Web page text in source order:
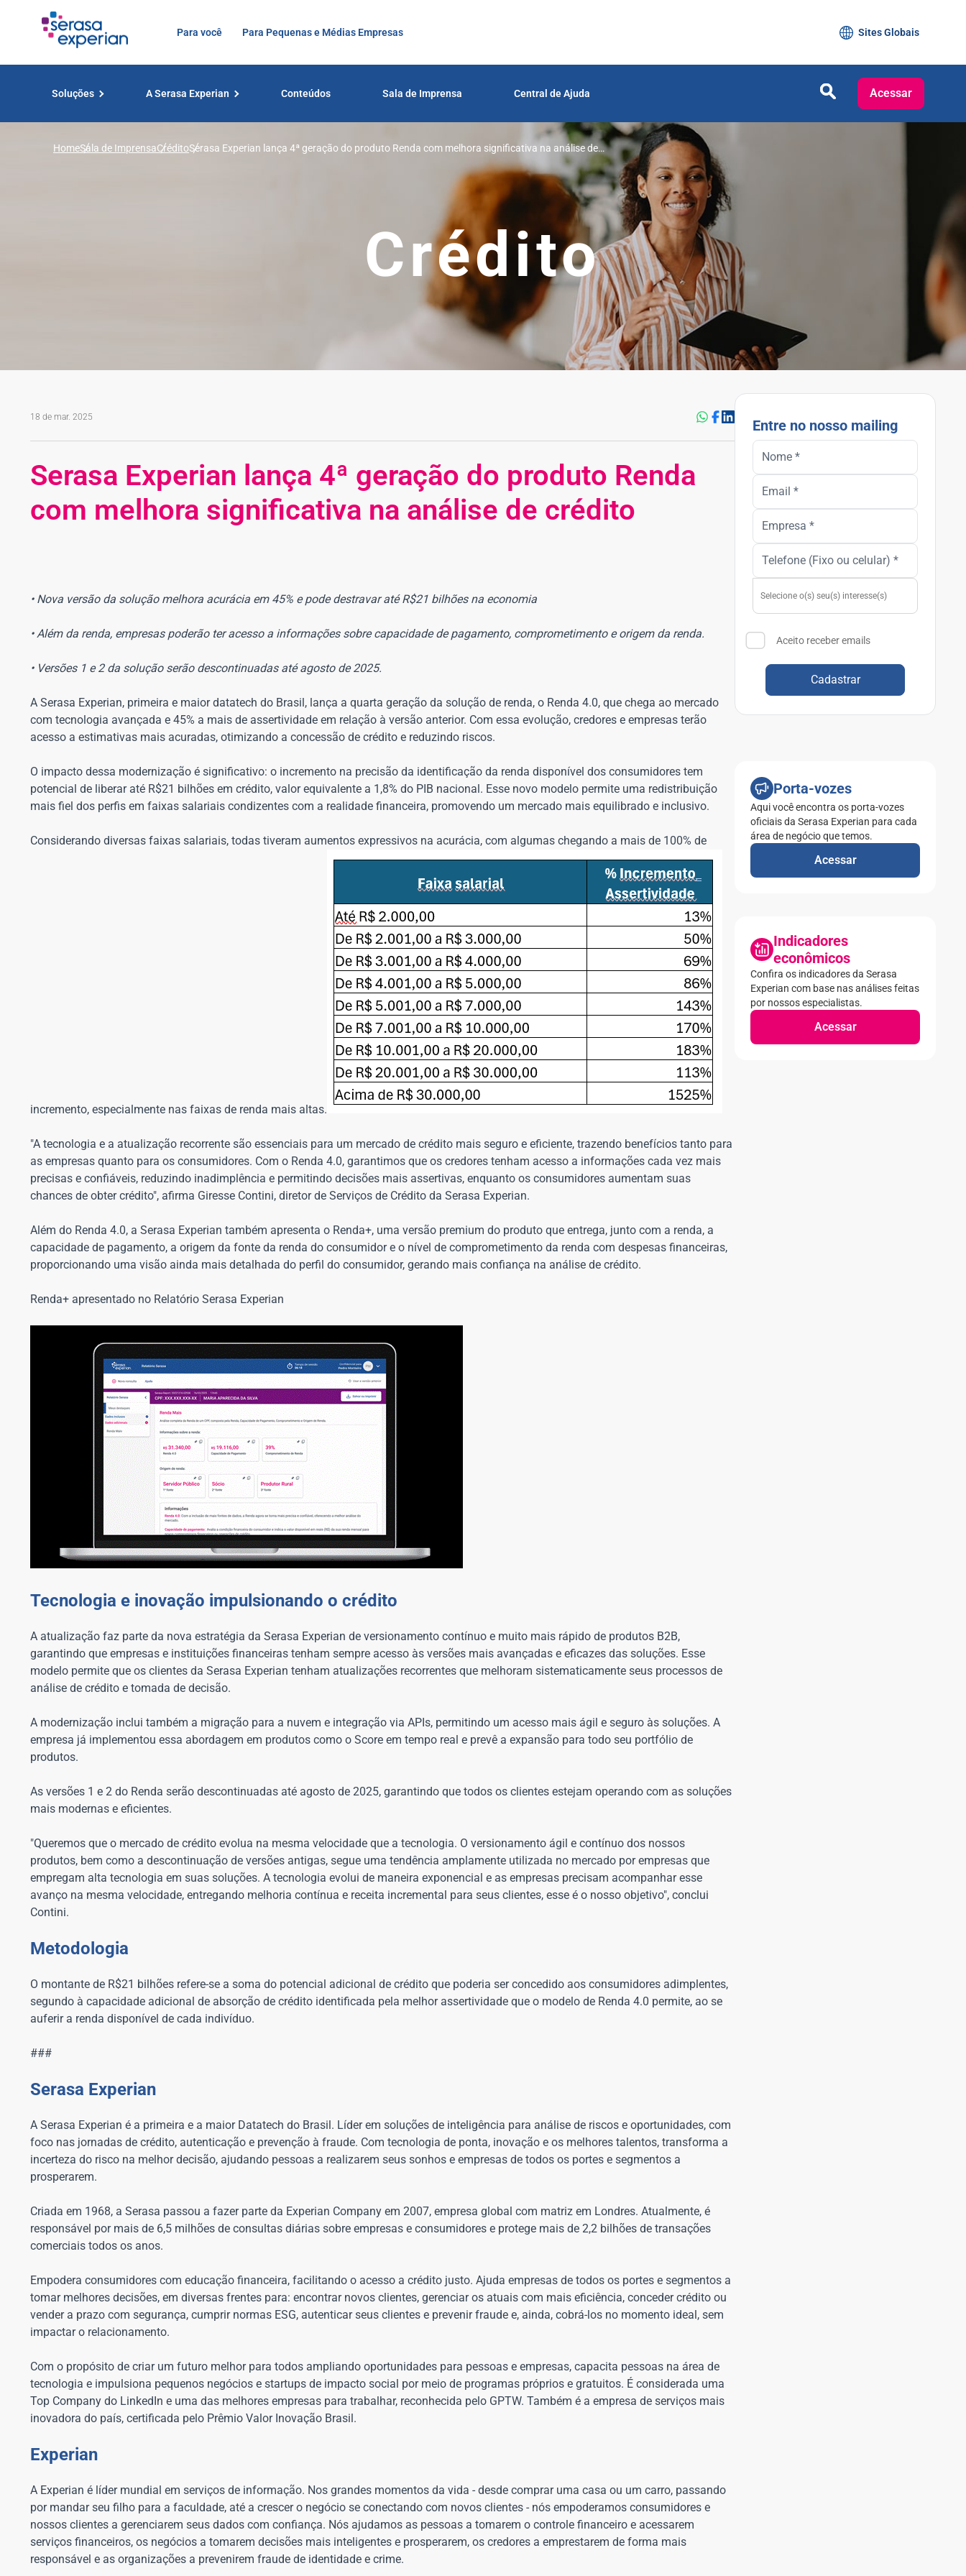
Para você Para Pequenas e Médias Empresas Sites Globais
Soluções A Serasa Experian Conteúdos Sala de Imprensa Central de Ajuda Acessar
HomeSala de ImprensaCréditoSerasa Experian lança 4ª geração do produto Renda com melhora significativa na análise de
Crédito
18 de mar. 2025
Serasa Experian lança 4ª geração do produto Renda
com melhora significativa na análise de crédito
• Versões 1 e 2 da solução serão descontinuadas até agosto de 2025.
A Serasa Experian, primeira e maior datatech do Brasil, lança a quarta geração da solução de renda, o Renda 4.0, que chega ao mercado
com tecnologia avançada e 45% a mais de assertividade em relação à versão anterior. Com essa evolução, credores e empresas terão
acesso a estimativas mais acuradas, otimizando a concessão de crédito e reduzindo riscos.
O impacto dessa modernização é significativo: o incremento na precisão da identificação da renda disponível dos consumidores tem
potencial de liberar até R$21 bilhões em crédito, valor equivalente a 1,8% do PIB nacional. Esse novo modelo permite uma redistribuição
mais fiel dos perfis em faixas salariais condizentes com a realidade financeira, promovendo um mercado mais equilibrado e inclusivo.
Considerando diversas faixas salariais, todas tiveram aumentos expressivos na acurácia, com algumas chegando a mais de 100% de
incremento, especialmente nas faixas de renda mais altas.
"A tecnologia e a atualização recorrente são essenciais para um mercado de crédito mais seguro e eficiente, trazendo benefícios tanto para
as empresas quanto para os consumidores. Com o Renda 4.0, garantimos que os credores tenham acesso a informações cada vez mais
precisas e confiáveis, reduzindo inadimplência e permitindo decisões mais assertivas, enquanto os consumidores aumentam suas
chances de obter crédito", afirma Giresse Contini, diretor de Serviços de Crédito da Serasa Experian.
Além do Renda 4.0, a Serasa Experian também apresenta o Renda+, uma versão premium do produto que entrega, junto com a renda, a
capacidade de pagamento, a origem da fonte da renda do consumidor e o nível de comprometimento da renda com despesas financeiras,
proporcionando uma visão ainda mais detalhada do perfil do consumidor, gerando mais confiança na análise de crédito.
Renda+ apresentado no Relatório Serasa Experian
Tecnologia e inovação impulsionando o crédito
A atualização faz parte da nova estratégia da Serasa Experian de versionamento contínuo e muito mais rápido de produtos B2B,
garantindo que empresas e instituições financeiras tenham sempre acesso às versões mais avançadas e eficazes das soluções. Esse
modelo permite que os clientes da Serasa Experian tenham atualizações recorrentes que melhoram sistematicamente seus processos de
análise de crédito e tomada de decisão.
A modernização inclui também a migração para a nuvem e integração via APIs, permitindo um acesso mais ágil e seguro às soluções. A
empresa já implementou essa abordagem em produtos como o Score em tempo real e prevê a expansão para todo seu portfólio de
produtos.
As versões 1 e 2 do Renda serão descontinuadas até agosto de 2025, garantindo que todos os clientes estejam operando com as soluções
mais modernas e eficientes.
"Queremos que o mercado de crédito evolua na mesma velocidade que a tecnologia. O versionamento ágil e contínuo dos nossos
produtos, bem como a descontinuação de versões antigas, segue uma tendência amplamente utilizada no mercado por empresas que
empregam alta tecnologia em suas soluções. A tecnologia evolui de maneira exponencial e as empresas precisam acompanhar esse
avanço na mesma velocidade, entregando melhoria contínua e receita incremental para seus clientes, esse é o nosso objetivo", conclui
Contini.
Metodologia
O montante de R$21 bilhões refere-se a soma do potencial adicional de crédito que poderia ser concedido aos consumidores adimplentes,
segundo à capacidade adicional de absorção de crédito identificada pela melhor assertividade que o modelo de Renda 4.0 permite, ao se
auferir a renda disponível de cada indivíduo.
###
Serasa Experian
A Serasa Experian é a primeira e a maior Datatech do Brasil. Líder em soluções de inteligência para análise de riscos e oportunidades, com
foco nas jornadas de crédito, autenticação e prevenção à fraude. Com tecnologia de ponta, inovação e os melhores talentos, transforma a
incerteza do risco na melhor decisão, ajudando pessoas a realizarem seus sonhos e empresas de todos os portes e segmentos a
prosperarem.
Criada em 1968, a Serasa passou a fazer parte da Experian Company em 2007, empresa global com matriz em Londres. Atualmente, é
responsável por mais de 6,5 milhões de consultas diárias sobre empresas e consumidores e protege mais de 2,2 bilhões de transações
comerciais todos os anos.
Empodera consumidores com educação financeira, facilitando o acesso a crédito justo. Ajuda empresas de todos os portes e segmentos a
tomar melhores decisões, em diversas frentes para: encontrar novos clientes, gerenciar os atuais com mais eficiência, conceder crédito ou
vender a prazo com segurança, cumprir normas ESG, autenticar seus clientes e prevenir fraude e, ainda, cobrá-los no momento ideal, sem
impactar o relacionamento.
Com o propósito de criar um futuro melhor para todos ampliando oportunidades para pessoas e empresas, capacita pessoas na área de
tecnologia e impulsiona pequenos negócios e startups de impacto social por meio de programas próprios e gratuitos. É considerada uma
Top Company do LinkedIn e uma das melhores empresas para trabalhar, reconhecida pelo GPTW. Também é a empresa de serviços mais
inovadora do país, certificada pelo Prêmio Valor Inovação Brasil.
Experian
A Experian é líder mundial em serviços de informação. Nos grandes momentos da vida - desde comprar uma casa ou um carro, passando
por mandar seu filho para a faculdade, até a crescer o negócio se conectando com novos clientes - nós empoderamos consumidores e
nossos clientes a gerenciarem seus dados com confiança. Nós ajudamos as pessoas a tomarem o controle financeiro e acessarem
serviços financeiros, os negócios a tomarem decisões mais inteligentes e prosperarem, os credores a emprestarem de forma mais
responsável e as organizações a prevenirem fraude de identidade e crime.
Entre no nosso mailing
Aceito receber emails
Cadastrar
Porta-vozes
Aqui você encontra os porta-vozes
oficiais da Serasa Experian para cada
área de negócio que temos.
Acessar
Indicadores
econômicos
Confira os indicadores da Serasa
Experian com base nas análises feitas
por nossos especialistas.
Acessar